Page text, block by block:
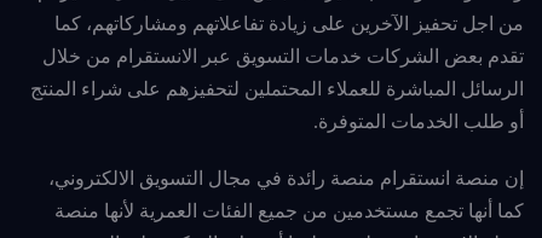
من اجل تحفيز الآخرين على زيادة تفاعلاتهم ومشاركاتهم، كما
تقدم بعض الشركات خدمات التسويق عبر الانستقرام من خلال
الرسائل المباشرة للعملاء المحتملين لتحفيزهم على شراء المنتج
أو طلب الخدمات المتوفرة.
إن منصة انستقرام منصة رائدة في مجال التسويق الالكتروني،
كما أنها تجمع مستخدمين من جميع الفئات العمرية لأنها منصة